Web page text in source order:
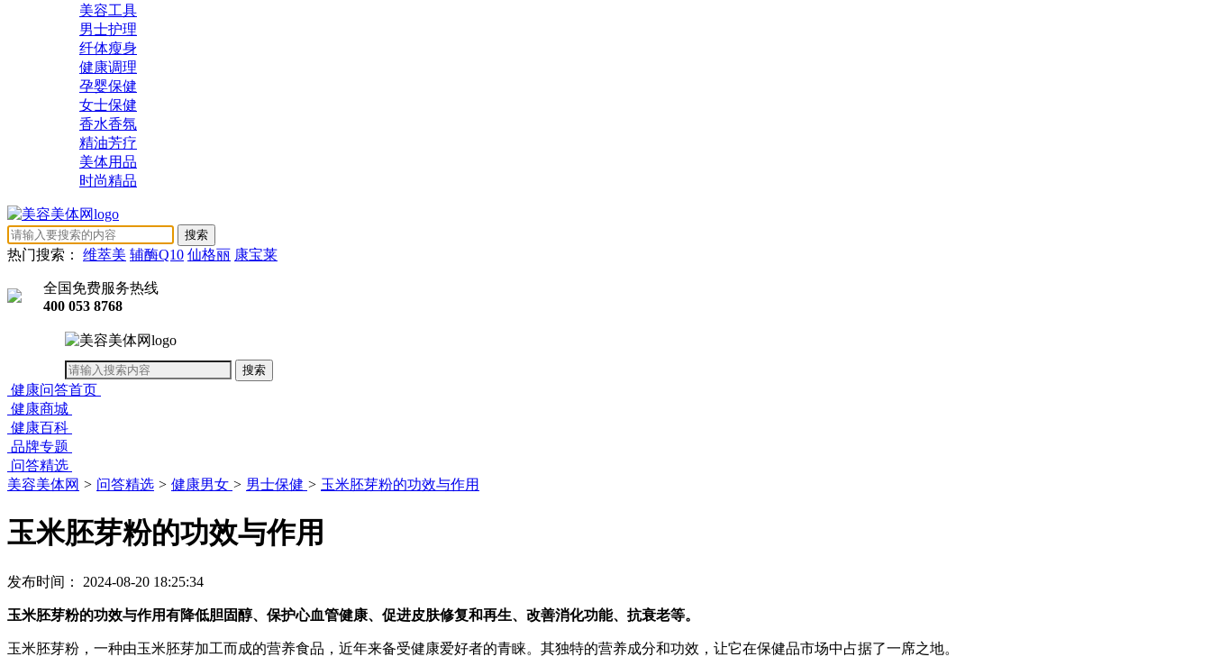
美容工具
男士护理
纤体瘦身
健康调理
孕婴保健
女士保健
香水香氛
精油芳疗
美体用品
时尚精品
热门搜索： 维萃美 辅酶Q10 仙格丽 康宝莱
全国免费服务热线
400 053 8768
健康问答首页
健康商城
健康百科
品牌专题
问答精选
美容美体网 > 问答精选 > 健康男女 > 男士保健 > 玉米胚芽粉的功效与作用
玉米胚芽粉的功效与作用
发布时间： 2024-08-20 18:25:34
玉米胚芽粉的功效与作用有降低胆固醇、保护心血管健康、促进皮肤修复和再生、改善消化功能、抗衰老等。
玉米胚芽粉，一种由玉米胚芽加工而成的营养食品，近年来备受健康爱好者的青睐。其独特的营养成分和功效，让它在保健品市场中占据了一席之地。